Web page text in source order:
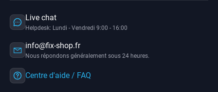
Live chat
Helpdesk: Lundi - Vendredi 9:00 - 16:00
info@fix-shop.fr
Nous répondons généralement sous 24 heures.
Centre d'aide / FAQ